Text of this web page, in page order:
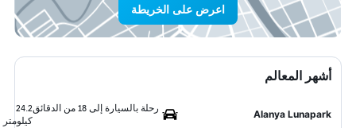
اعرض على الخريطة
أشهر المعالم
Alanya Lunapark
رحلة بالسيارة إلى 18 من الدقائق
24.2
كيلومتر